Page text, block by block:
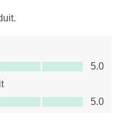
5.0
5.0 sur 5
5.0